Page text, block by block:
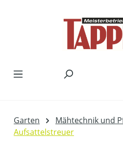
Garten Mähtechnik und
Aufsattelstreuer